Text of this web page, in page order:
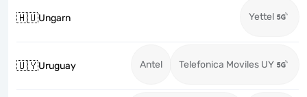
🇭🇺Ungarn Yettel
🇺🇾Uruguay Antel Telefonica Moviles UY